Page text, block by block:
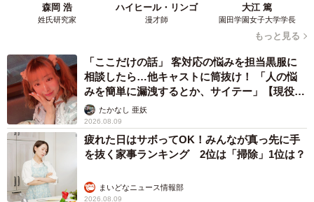
森岡 浩
姓氏研究家
ハイヒール・リンゴ
漫才師
大江 篤
園田学園女子大学学長
もっと見る
「ここだけの話」 客対応の悩みを担当黒服に
相談したら…他キャストに筒抜け！ 「人の悩
みを簡単に漏洩するとか、サイテー」【現役キ
ャストに取材】
たかなし 亜妖
2026.08.09
疲れた日はサボってOK！みんなが真っ先に手
を抜く家事ランキング 2位は「掃除」1位は？
まいどなニュース情報部
2026.08.09